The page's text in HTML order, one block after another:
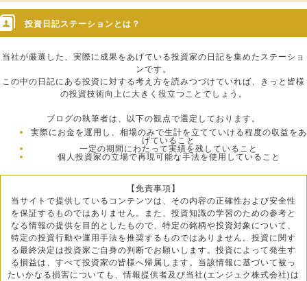
投資日記ステーションとは？
当社が厳選した、実際に成果をあげている投資家の日記を集めたステーショ
ンです。
この中の日記にある投資に対する考え方を読みつづけていれば、きっと皆様
の投資技術向上に大きく役立つことでしょう。
ブログの執筆者は、以下の観点で選定しております。
実際にお金を運用し、相場のみで生計を立てていける程度の収益をあ
げていること
一定の期間にわたって実績を残していること
個人投資家の立場で再現可能な手法を使用していること
【免責事項】
当サイトで提供しているコンテンツは、その内容の正確性および安全性
を保証するものではありません。また、投資知識の学習のための参考と
なる情報の提供を目的としたもので、特定の銘柄や投資対象について、
特定の投資行動や運用手法を推奨するものではありません。投資に関す
る最終決定は投資家ご自身の判断でお願いします。投資によって発生す
る損益は、すべて投資家の皆様へ帰属します。当該情報に基づいて被っ
たいかなる損害についても、情報提供者及び当社(エンジュク株式会社)は